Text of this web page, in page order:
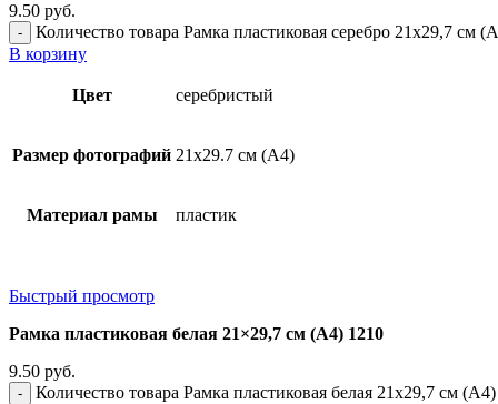
9.50 руб.
Количество товара Рамка пластиковая серебро 21x29,7 см
В корзину
Цвет серебристый
Размер фотографий 21х29.7 см (А4)
Материал рамы пластик
Быстрый просмотр
Рамка пластиковая белая 21×29,7 см (А4) 1210
9.50 руб.
Количество товара Рамка пластиковая белая 21x29,7 см